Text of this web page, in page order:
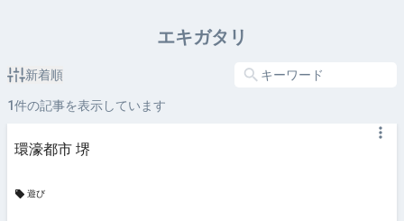
エキガタリ
新着順
1件の記事を表示しています
環濠都市 堺
遊び